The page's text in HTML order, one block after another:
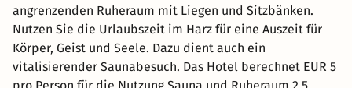
angrenzenden Ruheraum mit Liegen und Sitzbänken.
Nutzen Sie die Urlaubszeit im Harz für eine Auszeit für
Körper, Geist und Seele. Dazu dient auch ein
vitalisierender Saunabesuch. Das Hotel berechnet EUR 5
pro Person für die Nutzung Sauna und Ruheraum 2,5